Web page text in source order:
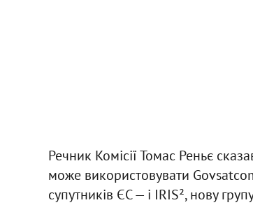
Речник Комісії Томас Реньє
може використовувати
супутників ЄС — і IRIS², нову